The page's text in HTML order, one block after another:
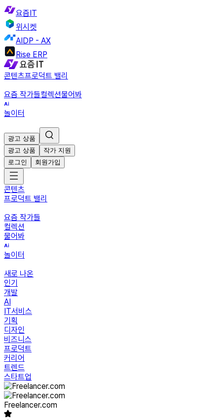
요즘IT
위시켓
AIDP - AX
Rise ERP
콘텐츠프로덕트 밸리
요즘 작가들컬렉션물어봐
놀이터
광고 상품
광고 상품
작가 지원
로그인
회원가입
콘텐츠
프로덕트 밸리
요즘 작가들
컬렉션
물어봐
놀이터
새로 나온
인기
개발
AI
IT서비스
기획
디자인
비즈니스
프로덕트
커리어
트렌드
스타트업
Freelancer.com